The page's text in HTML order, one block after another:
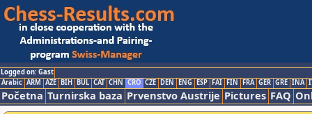
Logged on: Gast
Arabic ARM AZE BIH BUL CAT CHN CRO CZE DEN ENG ESP FAI FIN FRA GER GRE INA
Početna Turnirska baza Prvenstvo Austrije Pictures FAQ